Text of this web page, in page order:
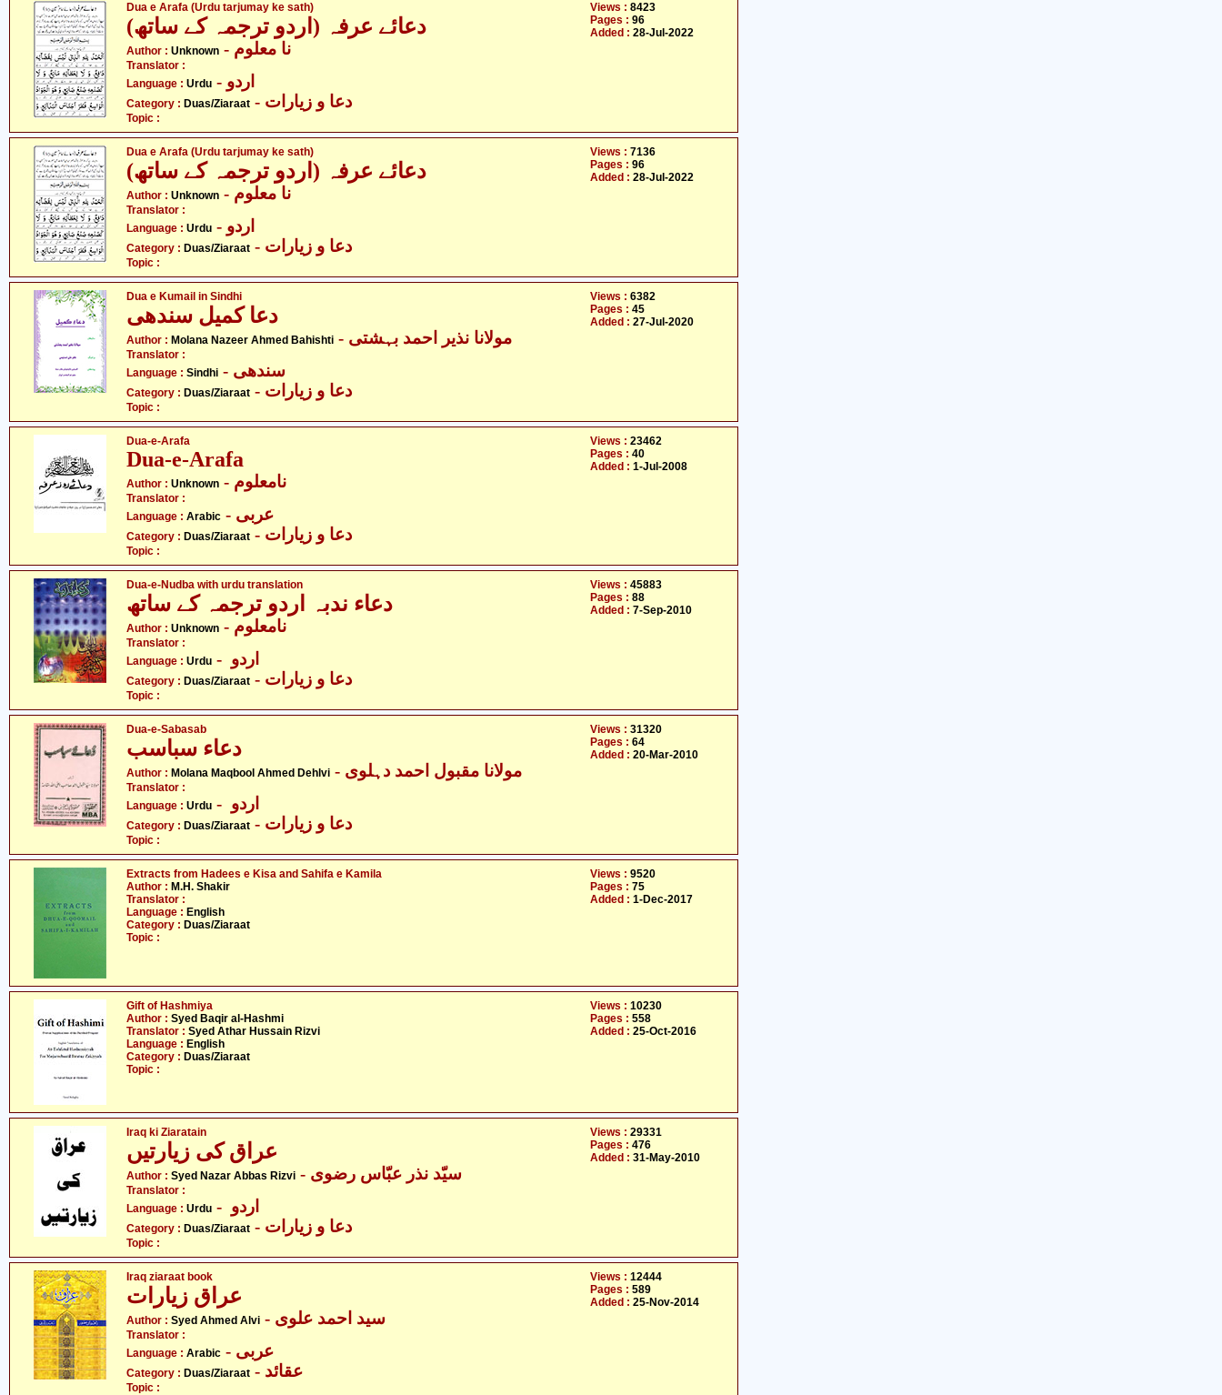
Dua e Arafa (Urdu tarjumay ke sath)
دعائے عرفہ (اردو ترجمہ کے ساتھ)
Author : Unknown - نا معلوم
Translator :
Language : Urdu - اردو
Category : Duas/Ziaraat - دعا و زیارات
Topic :
Views : 8423
Pages : 96
Added : 28-Jul-2022
Dua e Arafa (Urdu tarjumay ke sath)
دعائے عرفہ (اردو ترجمہ کے ساتھ)
Author : Unknown - نا معلوم
Translator :
Language : Urdu - اردو
Category : Duas/Ziaraat - دعا و زیارات
Topic :
Views : 7136
Pages : 96
Added : 28-Jul-2022
Dua e Kumail in Sindhi
دعا کمیل سندھی
Author : Molana Nazeer Ahmed Bahishti - مولانا نذیر احمد بہشتی
Translator :
Language : Sindhi - سندھی
Category : Duas/Ziaraat - دعا و زیارات
Topic :
Views : 6382
Pages : 45
Added : 27-Jul-2020
Dua-e-Arafa
Dua-e-Arafa
Author : Unknown - نامعلوم
Translator :
Language : Arabic - عربی
Category : Duas/Ziaraat - دعا و زیارات
Topic :
Views : 23462
Pages : 40
Added : 1-Jul-2008
Dua-e-Nudba with urdu translation
Author : Unknown - نامعلوم
Translator :
Language : Urdu
Category : Duas/Ziaraat - دعا و زیارات
Topic :
Views : 45883
Pages : 88
Added : 7-Sep-2010
Dua-e-Sabasab
Author : Molana Maqbool Ahmed Dehlvi - مولانا مقبول احمد دہلوی
Translator :
Language : Urdu
Category : Duas/Ziaraat - دعا و زیارات
Topic :
Views : 31320
Pages : 64
Added : 20-Mar-2010
Extracts from Hadees e Kisa and Sahifa e Kamila
Author : M.H. Shakir
Translator :
Language : English
Category : Duas/Ziaraat
Topic :
Views : 9520
Pages : 75
Added : 1-Dec-2017
Gift of Hashmiya
Author : Syed Baqir al-Hashmi
Translator : Syed Athar Hussain Rizvi
Language : English
Category : Duas/Ziaraat
Topic :
Views : 10230
Pages : 558
Added : 25-Oct-2016
Iraq ki Ziaratain
Author : Syed Nazar Abbas Rizvi - سیّد نذر عبّاس رضوی
Translator :
Language : Urdu
Category : Duas/Ziaraat - دعا و زیارات
Topic :
Views : 29331
Pages : 476
Added : 31-May-2010
Iraq ziaraat book
عراق زیارات
Author : Syed Ahmed Alvi - سید احمد علوی
Translator :
Language : Arabic - عربی
Category : Duas/Ziaraat - عقائد
Topic :
Views : 12444
Pages : 589
Added : 25-Nov-2014